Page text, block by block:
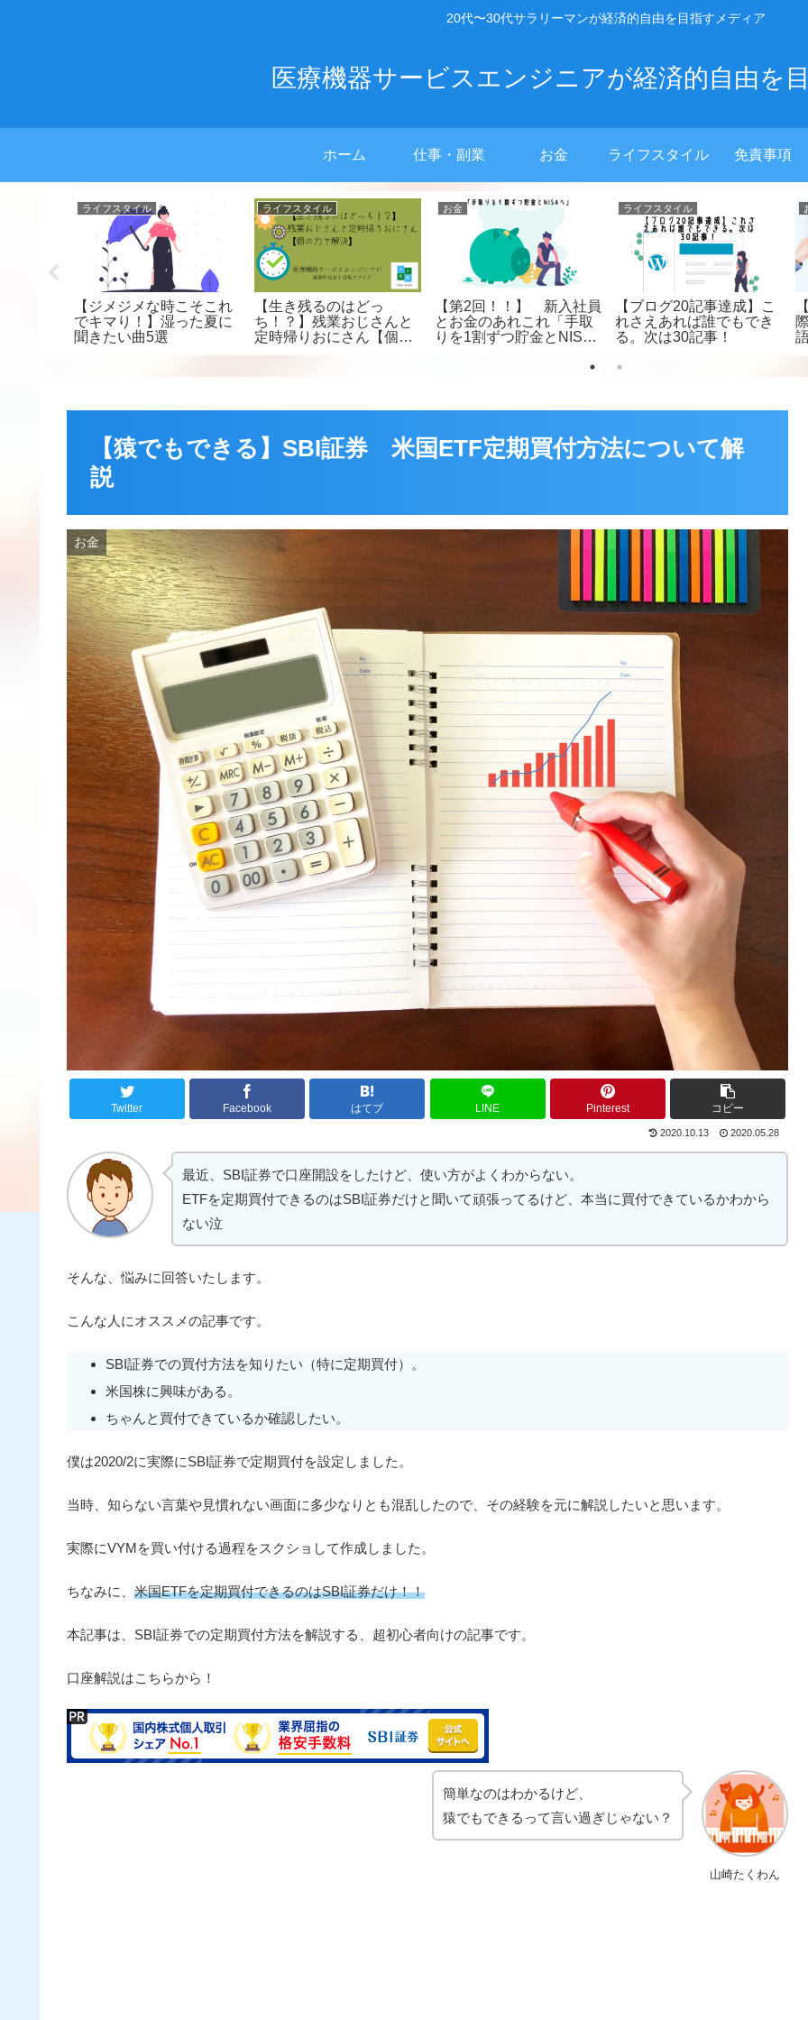
20代〜30代サラリーマンが経済的自由を目指すメディア
医療機器サービスエンジニアが経済的自由を
ホーム 仕事・副業 お金 ライフスタイル 免責事項
ライフスタイル
【打倒！！超ぼったくり
保険】配当金型生命保険
解約編
仕事・副業
【JACリクルートメン
ト】【評判通り最高！】
キャリアについて転職エ
ージェントと面談してみ
お金
【FIRE実例】三菱サラリ
ーマンさんの著書を拝
読！【再現性あり】【書
ライフスタイル
【リベ大オフ会報告】初
心者ほど参加すべき3つの
理由【超楽しい】【中毒
【猿でもできる】SBI証券 米国ETF定期買付方法について解
説
お金
Twitter Facebook はてブ LINE Pinterest コピー
2020.10.13 2020.05.28
最近、SBI証券で口座開設をしたけど、使い方がよくわからない。
ETFを定期買付できるのはSBI証券だけと聞いて頑張ってるけど、本当に買付できているかわから
ない泣
そんな、悩みに回答いたします。
こんな人にオススメの記事です。
SBI証券での買付方法を知りたい（特に定期買付）。
米国株に興味がある。
ちゃんと買付できているか確認したい。
僕は2020/2に実際にSBI証券で定期買付を設定しました。
当時、知らない言葉や見慣れない画面に多少なりとも混乱したので、その経験を元に解説したいと思います。
実際にVYMを買い付ける過程をスクショして作成しました。
ちなみに、 米国ETFを定期買付できるのはSBI証券だけ！！
本記事は、SBI証券での定期買付方法を解説する、超初心者向けの記事です。
口座解説はこちらから！
山崎たくわん
簡単なのはわかるけど、
猿でもできるって言い過ぎじゃない？